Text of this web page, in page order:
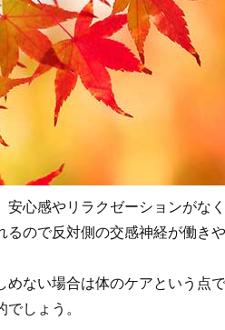
心感やリラクゼーションがな
ので反対側の交感神経が働きや
ない場合は体のケアという点
しょう。